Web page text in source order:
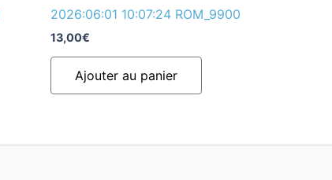
2026:06:01 10:07:24 ROM_9900
13,00€
Ajouter au panier